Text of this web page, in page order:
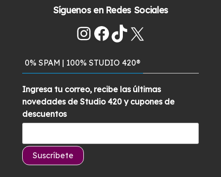
5
original
era:
$129.900.
actual
$99.900.
Síguenos en Redes Sociales
Instagram
Facebook
TikTok
X
0% SPAM | 100% STUDIO 420®
Ingresa tu correo, recibe las últimas
novedades de Studio 420 y cupones de
descuentos